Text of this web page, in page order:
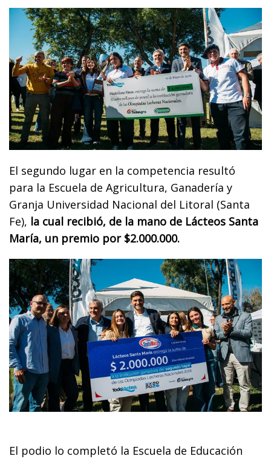
El segundo lugar en la competencia resultó
para la Escuela de Agricultura, Ganadería y
Granja Universidad Nacional del Litoral (Santa
Fe), la cual recibió, de la mano de Lácteos Santa
María, un premio por $2.000.000.
El podio lo completó la Escuela de Educación